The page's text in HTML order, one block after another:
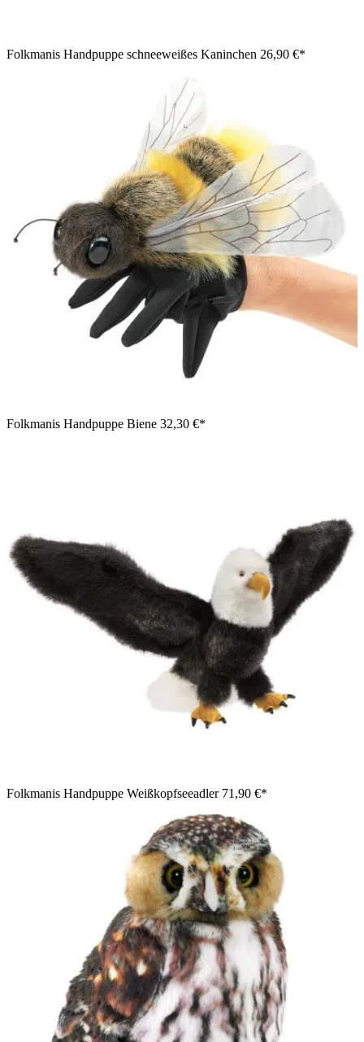
Folkmanis Handpuppe schneeweißes Kaninchen 26,90 €*
Folkmanis Handpuppe Biene 32,30 €*
Folkmanis Handpuppe Weißkopfseeadler 71,90 €*